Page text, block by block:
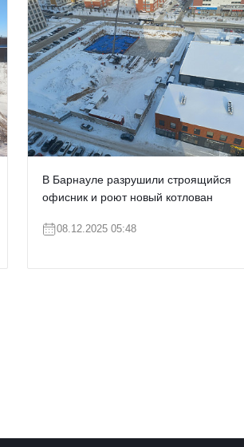
В Барнауле разрушили строящийся
офисник и роют новый котлован
08.12.2025 05:48